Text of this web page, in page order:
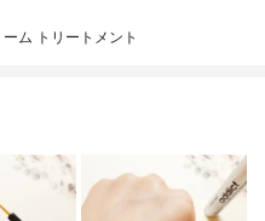
ム トリートメント